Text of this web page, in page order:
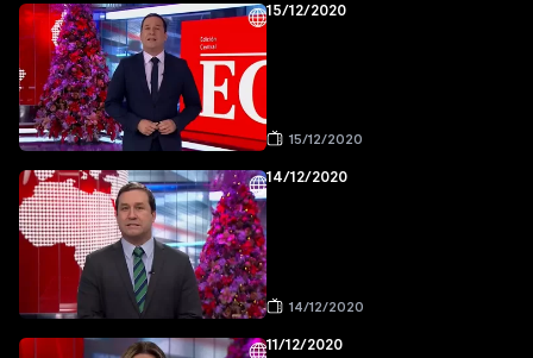
15/12/2020
15/12/2020
14/12/2020
14/12/2020
11/12/2020